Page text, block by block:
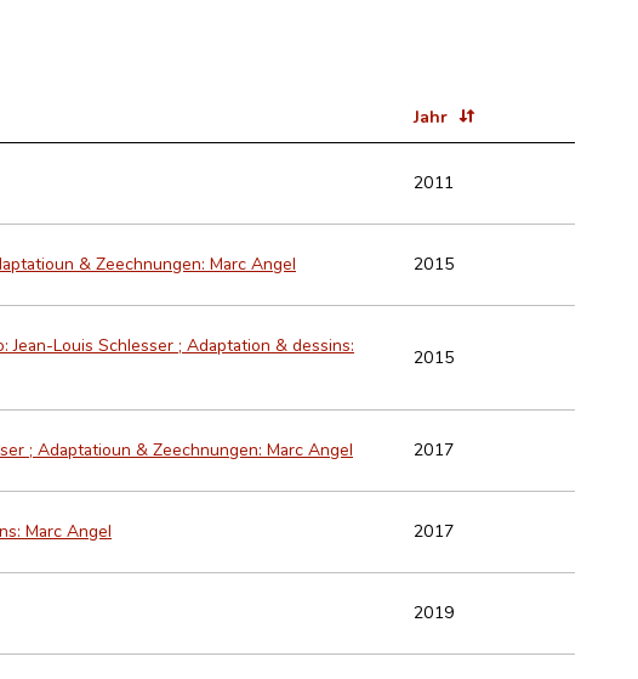
Jahr
2011
& Zeechnungen: Marc Angel 2015
Jean-Louis Schlesser ; Adaptation & dessins:
2015
; Adaptatioun & Zeechnungen: Marc Angel 2017
Marc Angel 2017
2019